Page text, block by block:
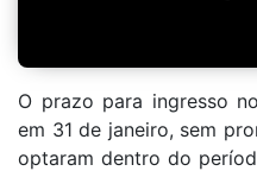
O prazo para ingresso
em 31 de janeiro, sem
optaram dentro do